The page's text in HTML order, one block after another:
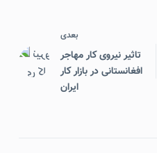
بعدی
تاثير نيروی كار مهاجر
افغانستانی در بازار كار
ايران